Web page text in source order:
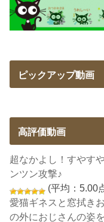
ピックアップ動画
高評価動画
超なかよし！すやす
ンツン攻撃♪
(平均：5.00
愛猫ギネスと窓拭き
の外におじさんの姿